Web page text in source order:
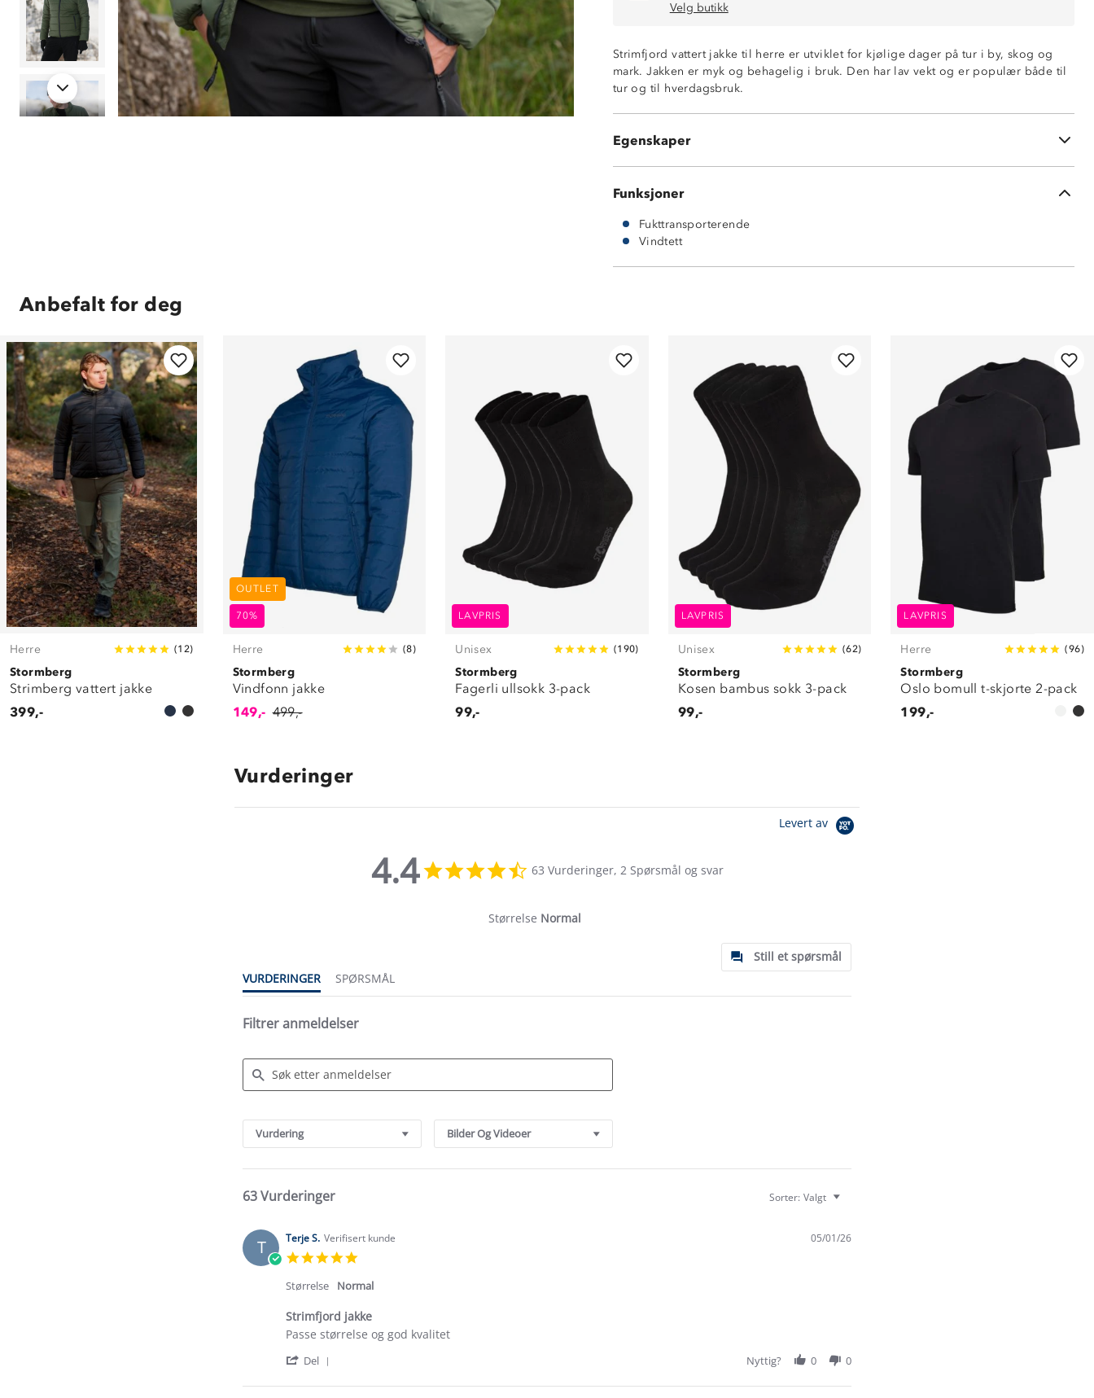
Velg butikk
Strimfjord vattert jakke til herre er utviklet for kjølige dager på tur i by, skog og
mark. Jakken er myk og behagelig i bruk. Den har lav vekt og er populær både til
tur og til hverdagsbruk.
Egenskaper
Vindtett
Fukttransporterende
100% polyester Iso-Pad Light™
Funksjoner
Fukttransporterende
Vindtett
Anbefalt for deg
Herre (12)
Stormberg
Strimberg vattert jakke
399,-
OUTLET
70%
Herre (8)
Stormberg
Vindfonn jakke
149,- 499,-
LAVPRIS
Unisex (190)
Stormberg
Fagerli ullsokk 3-pack
99,-
LAVPRIS
Unisex (62)
Stormberg
Kosen bambus sokk 3-pack
99,-
LAVPRIS
Herre (96)
Stormberg
Oslo bomull t-skjorte 2-pack
199,-
Vurderinger
Levert av
4.4
star
63 Vurderinger, 2 Spørsmål og svar
Størrelse Normal
Still et spørsmål
VURDERINGER
SPØRSMÅL
Filtrer anmeldelser
Reviews
Vurdering Bilder Og Videoer
63 Vurderinger Sorter: Valgt
T Terje S. Verifisert kunde
rating
05/01/26
Størrelse Normal
Strimfjord jakke
Review
Terje
on
review
Strimfjord
Passe størrelse og god kvalitet
Del
Review
Nyttig? 0 0